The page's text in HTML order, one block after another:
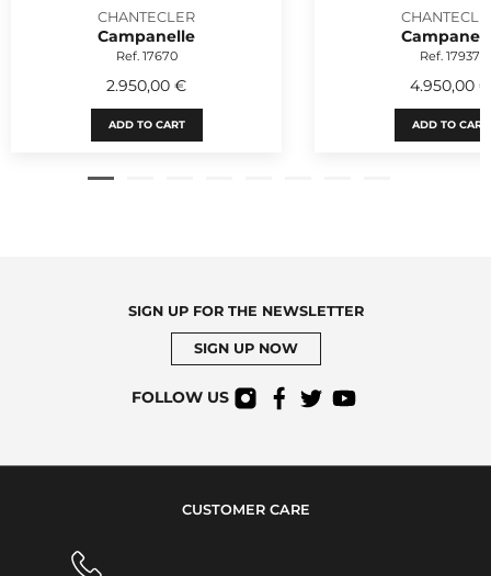
CHANTECLER
Campanelle
Ref. 17670
2.950,00 €
ADD TO CART
Ref. 17937
4.950,00 €
ADD TO CART
SIGN UP FOR THE NEWSLETTER
SIGN UP NOW
FOLLOW US
CUSTOMER CARE